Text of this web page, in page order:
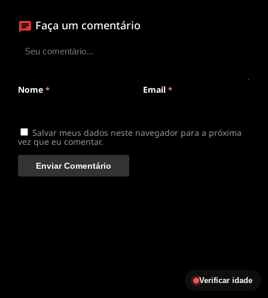
ANIMEPLAYER
Clique para assistir
Faça um comentário
Nome * Email *
Salvar meus dados neste navegador para a próxima
vez que eu comentar.
Verificar idade